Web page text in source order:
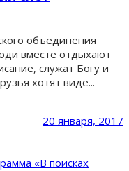
объединения
вместе отдыхают
служат Богу и
хотят виде...
20 января, 2017
«В поисках